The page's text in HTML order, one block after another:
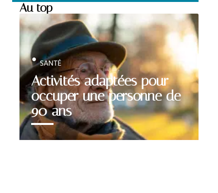
Au top
Activités adaptées pour
occuper une personne de
90 ans
SANTÉ